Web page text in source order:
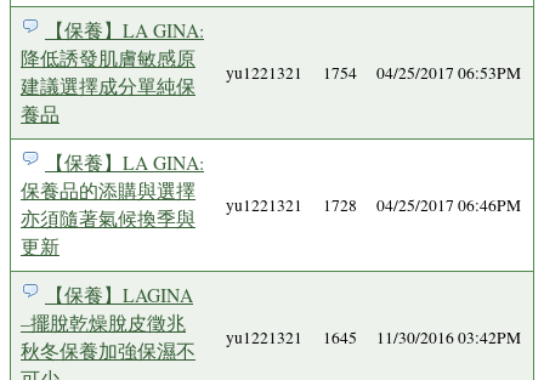
【保養】LA GINA:
降低誘發肌膚敏感原
建議選擇成分單純保
養品
yu1221321 1754 04/25/2017 06:53PM
【保養】LA GINA:
保養品的添購與選擇
亦須隨著氣候換季與
更新
yu1221321 1728 04/25/2017 06:46PM
【保養】LAGINA
–擺脫乾燥脫皮徵兆
秋冬保養加強保濕不
yu1221321 1645 11/30/2016 03:42PM